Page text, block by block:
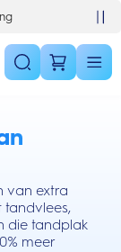
van extra
tandvlees,
die tandplak
meer